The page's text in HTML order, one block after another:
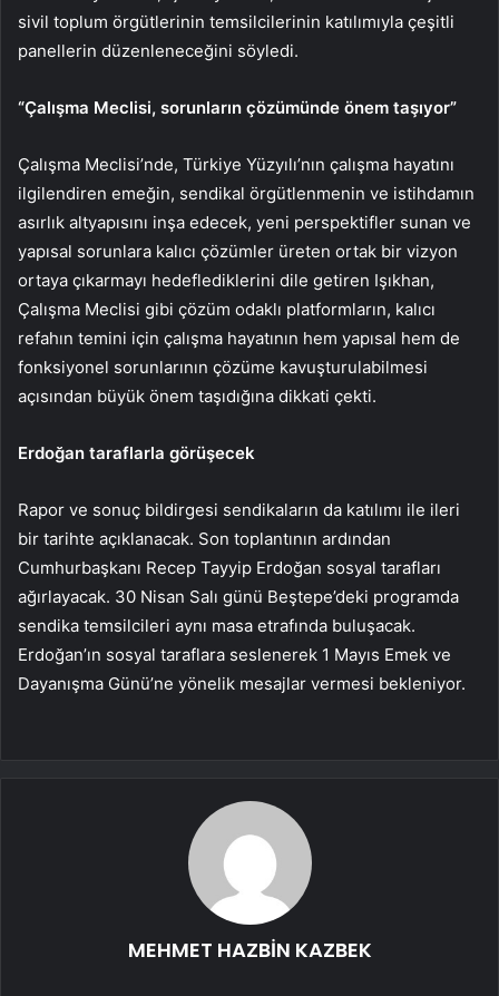
sivil toplum örgütlerinin temsilcilerinin katılımıyla çeşitli
panellerin düzenleneceğini söyledi.
“Çalışma Meclisi, sorunların çözümünde önem taşıyor”
Çalışma Meclisi’nde, Türkiye Yüzyılı’nın çalışma hayatını
ilgilendiren emeğin, sendikal örgütlenmenin ve istihdamın
asırlık altyapısını inşa edecek, yeni perspektifler sunan ve
yapısal sorunlara kalıcı çözümler üreten ortak bir vizyon
ortaya çıkarmayı hedeflediklerini dile getiren Işıkhan,
Çalışma Meclisi gibi çözüm odaklı platformların, kalıcı
refahın temini için çalışma hayatının hem yapısal hem de
fonksiyonel sorunlarının çözüme kavuşturulabilmesi
açısından büyük önem taşıdığına dikkati çekti.
Erdoğan taraflarla görüşecek
Rapor ve sonuç bildirgesi sendikaların da katılımı ile ileri
bir tarihte açıklanacak. Son toplantının ardından
Cumhurbaşkanı Recep Tayyip Erdoğan sosyal tarafları
ağırlayacak. 30 Nisan Salı günü Beştepe’deki programda
sendika temsilcileri aynı masa etrafında buluşacak.
Erdoğan’ın sosyal taraflara seslenerek 1 Mayıs Emek ve
Dayanışma Günü’ne yönelik mesajlar vermesi bekleniyor.
MEHMET HAZBİN KAZBEK